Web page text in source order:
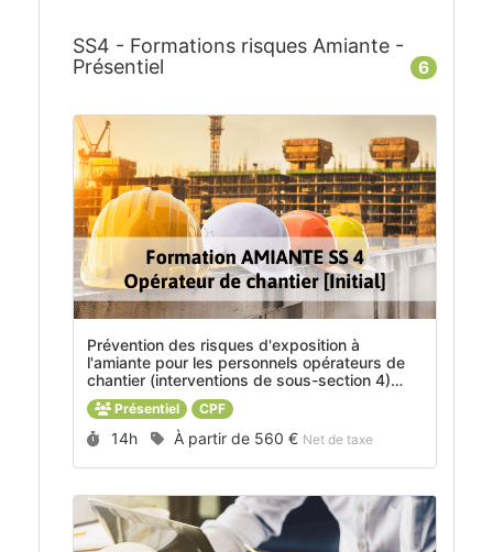
SS4 - Formations risques Amiante -
Présentiel
6
Prévention des risques d'exposition à
l'amiante pour les personnels opérateurs de
chantier (interventions de sous-section 4)
[Initial] -MOD_2018014
Présentiel CPF
Durée :
14h Prix :
À partir de 560 € Net de taxe